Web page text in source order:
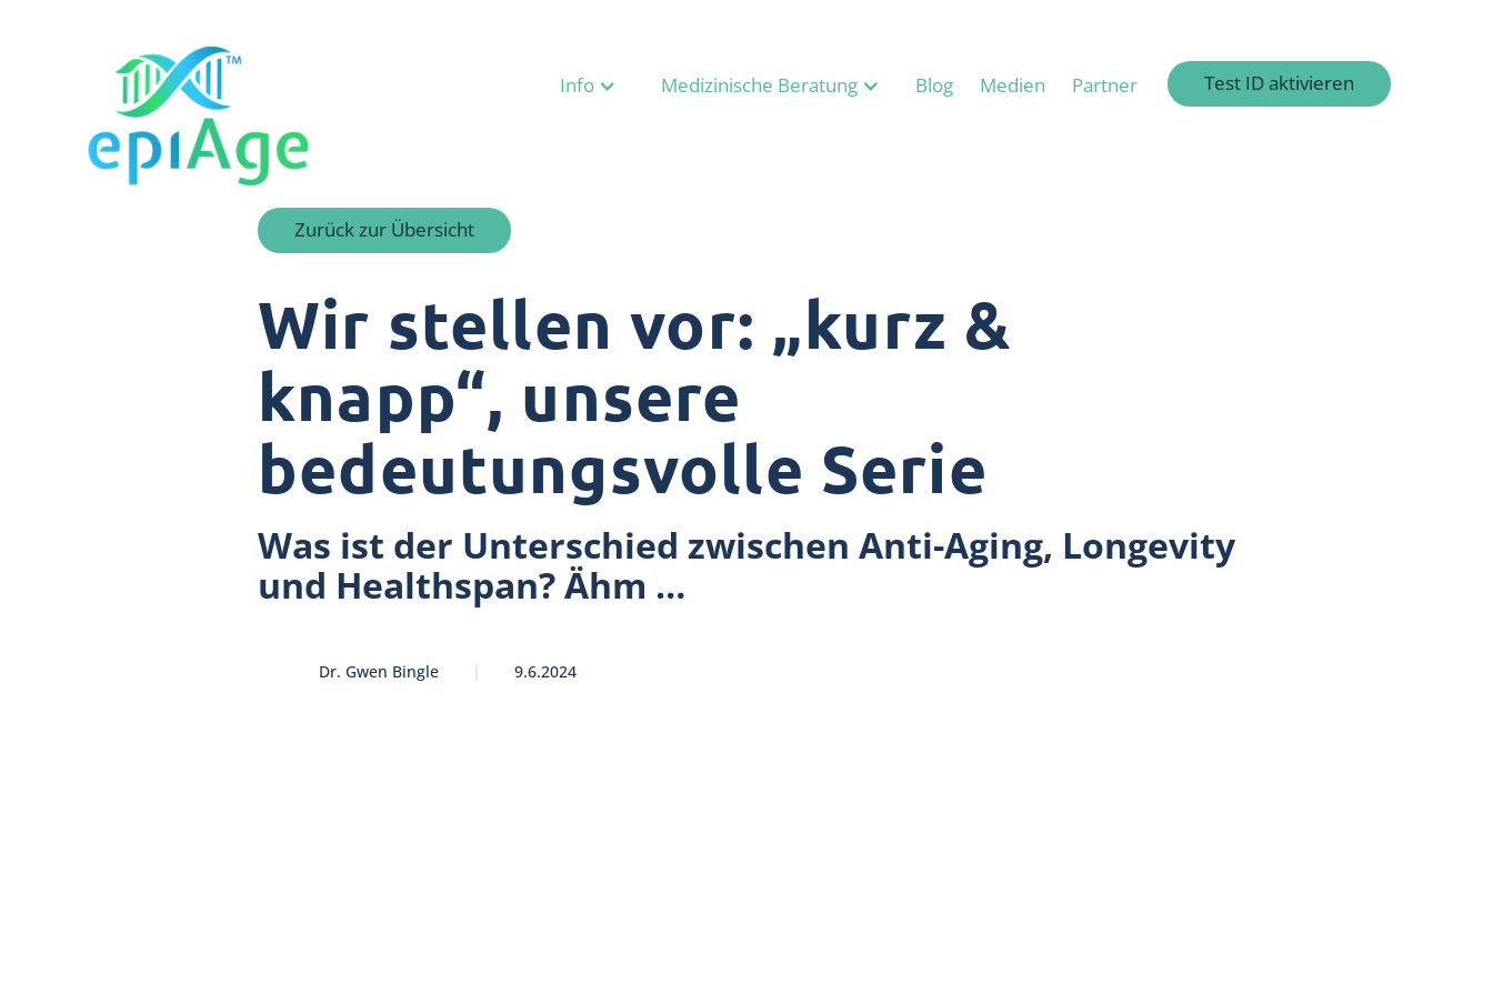
Info Medizinische Beratung Blog Medien Partner Test ID aktivieren
Zurück zur Übersicht
Wir stellen vor: „kurz &
knapp“, unsere
bedeutungsvolle Serie
Was ist der Unterschied zwischen Anti-Aging, Longevity
und Healthspan? Ähm …
Dr. Gwen Bingle | 9.6.2024